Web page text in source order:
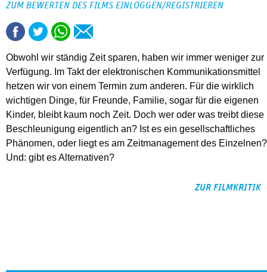
ZUM BEWERTEN DES FILMS EINLOGGEN/REGISTRIEREN
Obwohl wir ständig Zeit sparen, haben wir immer weniger zur
Verfügung. Im Takt der elektronischen Kommunikationsmittel
hetzen wir von einem Termin zum anderen. Für die wirklich
wichtigen Dinge, für Freunde, Familie, sogar für die eigenen
Kinder, bleibt kaum noch Zeit. Doch wer oder was treibt diese
Beschleunigung eigentlich an? Ist es ein gesellschaftliches
Phänomen, oder liegt es am Zeitmanagement des Einzelnen?
Und: gibt es Alternativen?
ZUR FILMKRITIK